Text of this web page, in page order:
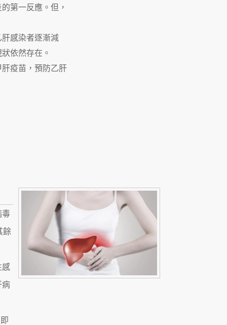
第一反應。但，
感染者逐漸減
依然存在。
疫苗，預防乙肝
毒
餘
感
病